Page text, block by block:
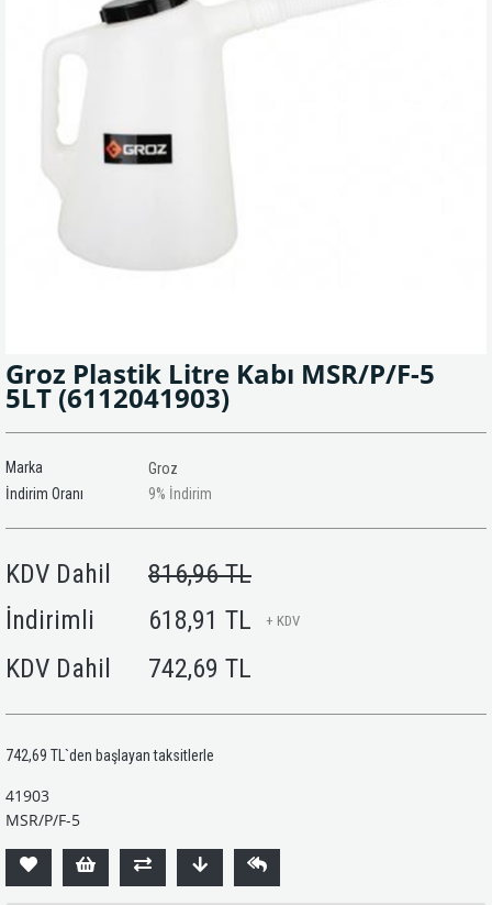
Groz Plastik Litre Kabı MSR/P/F-5
5LT (6112041903)
Marka
Groz
İndirim Oranı
%
9 İndirim
KDV Dahil
816,96 TL
İndirimli
618,91 TL + KDV
KDV Dahil 742,69 TL
742,69 TL `den başlayan taksitlerle
41903
MSR/P/F-5